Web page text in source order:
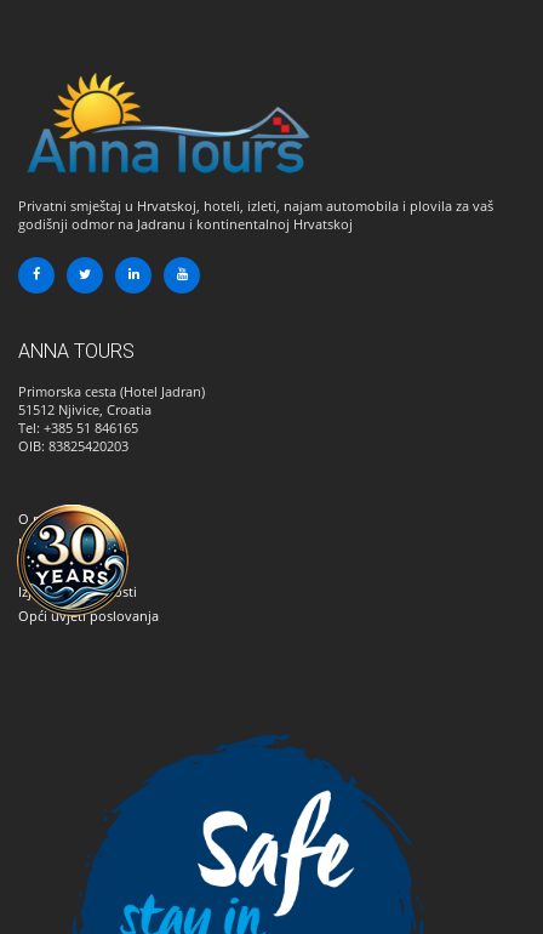
Privatni smještaj u Hrvatskoj, hoteli, izleti, najam automobila i plovila za vaš
godišnji odmor na Jadranu i kontinentalnoj Hrvatskoj
ANNA TOURS
Primorska cesta (Hotel Jadran)
51512 Njivice, Croatia
Tel: +385 51 846165
OIB: 83825420203
O nama
Kako rezervirati
Kontaktirajte nas
Izjava o privatnosti
Opći uvjeti poslovanja